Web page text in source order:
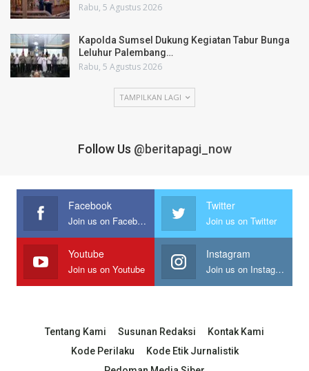
Rabu, 5 Agustus 2026
Kapolda Sumsel Dukung Kegiatan Tabur Bunga
Leluhur Palembang…
Rabu, 5 Agustus 2026
TAMPILKAN LAGI
Follow Us @beritapagi_now
Facebook
Join us on Facebook
Twitter
Join us on Twitter
Youtube
Join us on Youtube
Instagram
Join us on Instagram
Tentang Kami Susunan Redaksi
Kontak Kami
Kode Perilaku
Kode Etik Jurnalistik